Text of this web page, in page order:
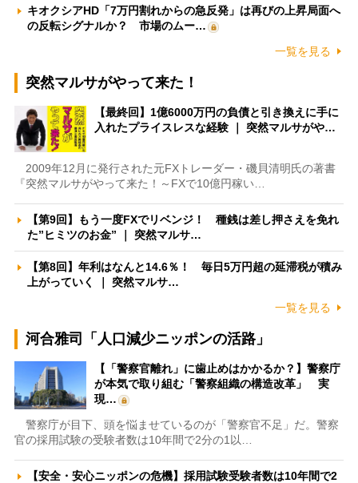
キオクシアHD「7万円割れからの急反発」は再びの上昇局面へ
の反転シグナルか？ 市場のムー…
一覧を見る
突然マルサがやって来た！
【最終回】1億6000万円の負債と引き換えに手に
入れたプライスレスな経験 ｜ 突然マルサがや…
2009年12月に発行された元FXトレーダー・磯貝清明氏の著書
『突然マルサがやって来た！～FXで10億円稼い…
【第9回】もう一度FXでリベンジ！ 種銭は差し押さえを免れ
た”ヒミツのお金” ｜ 突然マルサ…
【第8回】年利はなんと14.6％！ 毎日5万円超の延滞税が積み
上がっていく ｜ 突然マルサ…
一覧を見る
河合雅司「人口減少ニッポンの活路」
【「警察官離れ」に歯止めはかかるか？】警察庁
が本気で取り組む「警察組織の構造改革」 実
現…
警察庁が目下、頭を悩ませているのが「警察官不足」だ。警察
官の採用試験の受験者数は10年間で2分の1以…
【安全・安心ニッポンの危機】採用試験受験者数は10年間で2